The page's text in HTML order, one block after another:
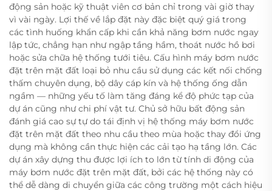
động sản hoặc kỹ thuật viên cơ bản chỉ trong vài giờ thay
vì vài ngày. Lợi thế về lắp đặt này đặc biệt quý giá trong
các tình huống khẩn cấp khi cần khả năng bơm nước ngay
lập tức, chẳng hạn như ngập tầng hầm, thoát nước hồ bơi
hoặc sửa chữa hệ thống tưới tiêu. Cấu hình máy bơm nước
đặt trên mặt đất loại bỏ nhu cầu sử dụng các kết nối chống
thấm chuyên dụng, bộ dây cáp kín và hệ thống ống dẫn
ngầm — những yếu tố làm tăng đáng kể độ phức tạp của
dự án cũng như chi phí vật tư. Chủ sở hữu bất động sản
đánh giá cao sự tự do tái định vị hệ thống máy bơm nước
đặt trên mặt đất theo nhu cầu theo mùa hoặc thay đổi ứng
dụng mà không cần thực hiện các cải tạo hạ tầng lớn. Các
dự án xây dựng thu được lợi ích to lớn từ tính di động của
máy bơm nước đặt trên mặt đất, bởi các hệ thống này có
thể dễ dàng di chuyển giữa các công trường một cách hiệu